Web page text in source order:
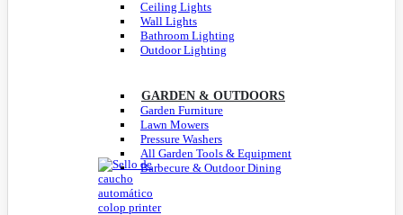
Ceiling Lights
Wall Lights
Bathroom Lighting
Outdoor Lighting
GARDEN & OUTDOORS
Garden Furniture
Lawn Mowers
Pressure Washers
All Garden Tools & Equipment
Barbecure & Outdoor Dining